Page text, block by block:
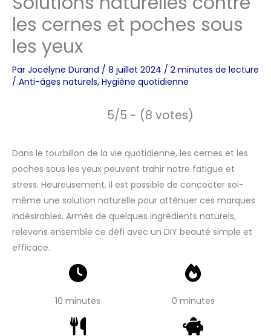
les cernes et poches sous
les yeux
Par Jocelyne Durand / 8 juillet 2024 / 2 minutes de lecture
/ Anti-âges naturels, Hygiène quotidienne
5/5 - (8 votes)
Dans le tourbillon de la vie quotidienne, les cernes et les
poches sous les yeux peuvent trahir notre fatigue et
stress. Heureusement, il est possible de concocter soi-
même une solution naturelle pour atténuer ces marques
indésirables. Armés de quelques ingrédients naturels,
relevons ensemble ce défi avec un DIY beauté simple et
efficace.
10 minutes 0 minutes